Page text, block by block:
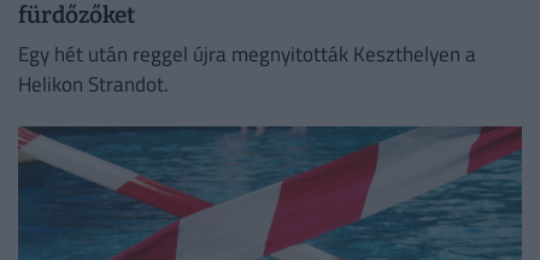
fürdőzőket
Egy hét után reggel újra megnyitották Keszthelyen a
Helikon Strandot.